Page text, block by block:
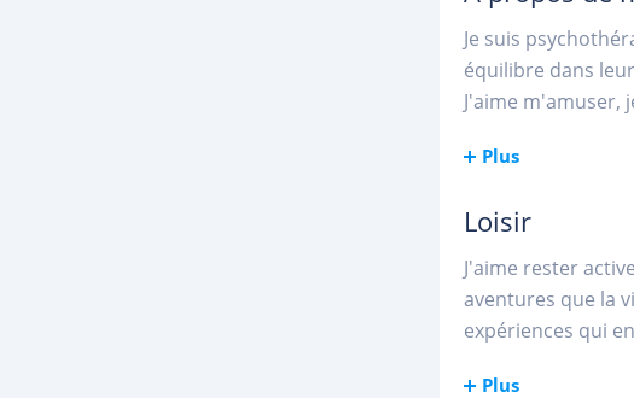
Je suis
équilibre dans
J'aime m'amuser,
Plus
Loisir
J'aime rester
aventures que la
expériences qui
Plus